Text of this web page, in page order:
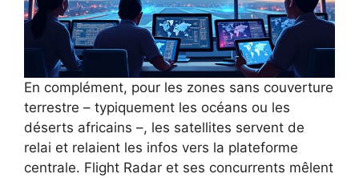
En complément, pour les zones sans couverture
terrestre – typiquement les océans ou les
déserts africains –, les satellites servent de
relai et relaient les infos vers la plateforme
centrale. Flight Radar et ses concurrents mêlent